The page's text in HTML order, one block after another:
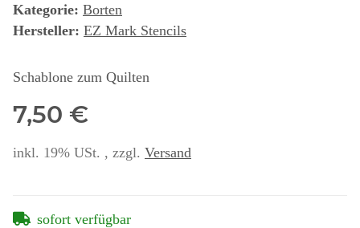
Kategorie: Borten
Hersteller: EZ Mark Stencils
Schablone zum Quilten
7,50 €
inkl. 19% USt. , zzgl. Versand
sofort verfügbar